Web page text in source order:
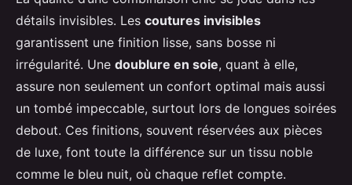
détails invisibles. Les coutures invisibles
garantissent une finition lisse, sans bosse ni
irrégularité. Une doublure en soie, quant à elle,
assure non seulement un confort optimal mais aussi
un tombé impeccable, surtout lors de longues soirées
debout. Ces finitions, souvent réservées aux pièces
de luxe, font toute la différence sur un tissu noble
comme le bleu nuit, où chaque reflet compte.